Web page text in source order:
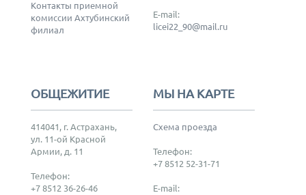
Контакты приемной
комиссии Ахтубинский
филиал
E-mail:
licei22_90@mail.ru
ОБЩЕЖИТИЕ
414041, г. Астрахань,
ул. 11-ой Красной
Армии, д. 11
Телефон:
+7 8512 36-26-46
МЫ НА КАРТЕ
Схема проезда
Телефон:
+7 8512 52-31-71
E-mail: